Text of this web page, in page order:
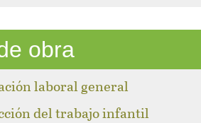
obra
laboral general
del trabajo infantil